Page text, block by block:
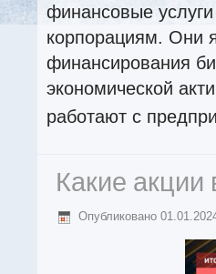
финансовые
корпорациям. Они
финансирования
экономической
работают с
Какие акции
Опубликовано